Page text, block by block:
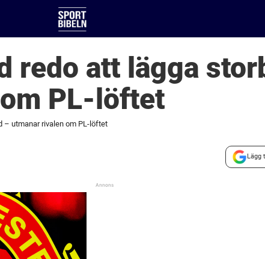
redo att lägga
PL-löftet
– utmanar rivalen om PL-löftet
Lägg